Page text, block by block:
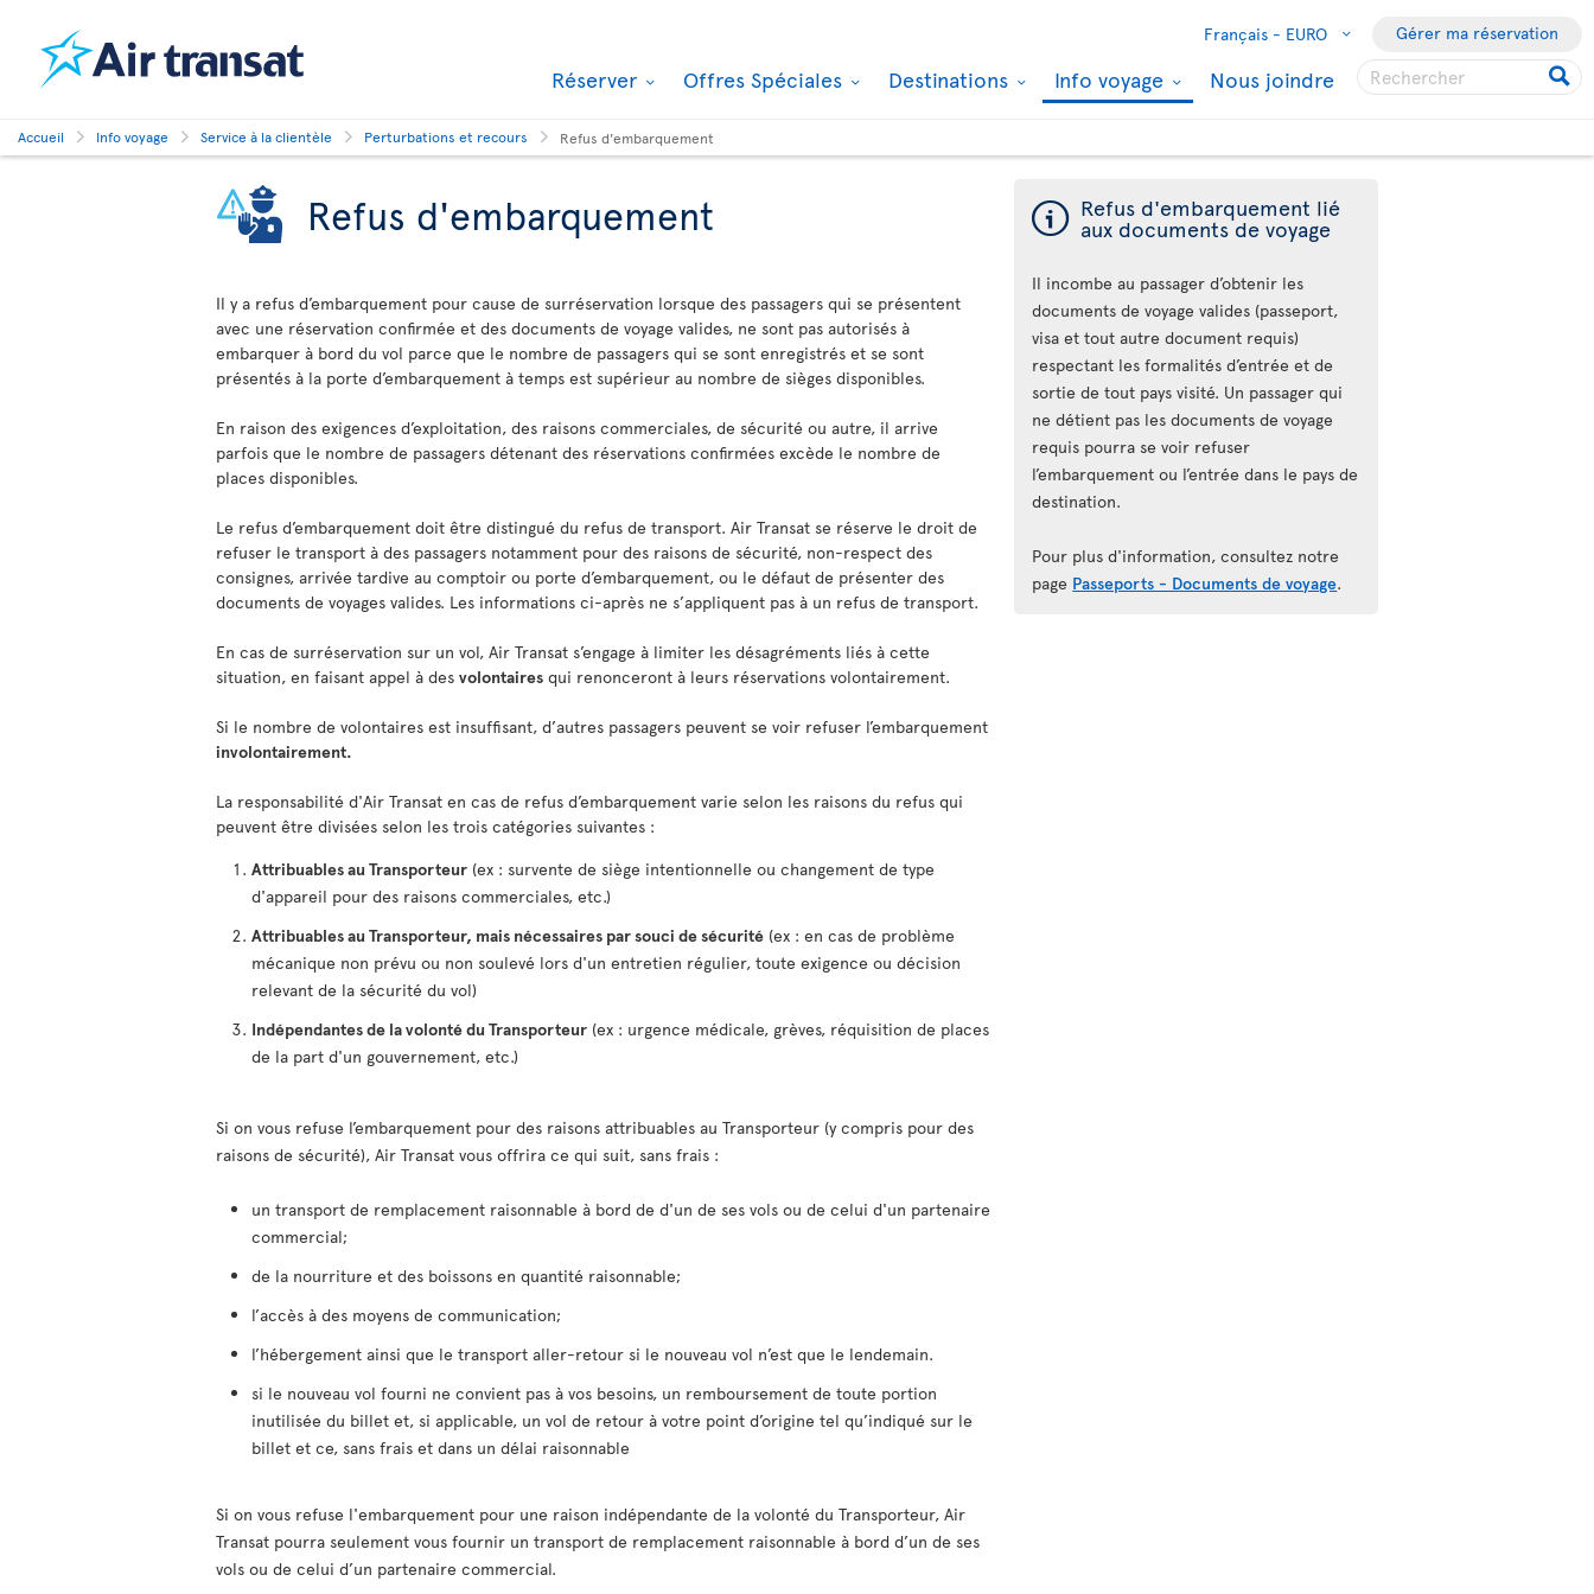
Français - EURO Gérer ma réservation
Réserver Offres Spéciales Destinations Info voyage Nous joindre
Accueil Info voyage Service à la clientèle Perturbations et recours Refus d'embarquement
Refus d'embarquement
Il y a refus d’embarquement pour cause de surréservation lorsque des passagers qui se présentent
avec une réservation confirmée et des documents de voyage valides, ne sont pas autorisés à
embarquer à bord du vol parce que le nombre de passagers qui se sont enregistrés et se sont
présentés à la porte d’embarquement à temps est supérieur au nombre de sièges disponibles.
En raison des exigences d’exploitation, des raisons commerciales, de sécurité ou autre, il arrive
parfois que le nombre de passagers détenant des réservations confirmées excède le nombre de
places disponibles.
Le refus d’embarquement doit être distingué du refus de transport. Air Transat se réserve le droit de
refuser le transport à des passagers notamment pour des raisons de sécurité, non-respect des
consignes, arrivée tardive au comptoir ou porte d’embarquement, ou le défaut de présenter des
documents de voyages valides. Les informations ci-après ne s’appliquent pas à un refus de transport.
En cas de surréservation sur un vol, Air Transat s’engage à limiter les désagréments liés à cette
situation, en faisant appel à des volontaires qui renonceront à leurs réservations volontairement.
Si le nombre de volontaires est insuffisant, d’autres passagers peuvent se voir refuser l’embarquement
involontairement.
La responsabilité d'Air Transat en cas de refus d’embarquement varie selon les raisons du refus qui
peuvent être divisées selon les trois catégories suivantes :
Attribuables au Transporteur (ex : survente de siège intentionnelle ou changement de type
d'appareil pour des raisons commerciales, etc.)
Attribuables au Transporteur, mais nécessaires par souci de sécurité (ex : en cas de problème
mécanique non prévu ou non soulevé lors d'un entretien régulier, toute exigence ou décision
relevant de la sécurité du vol)
Indépendantes de la volonté du Transporteur (ex : urgence médicale, grèves, réquisition de places
de la part d'un gouvernement, etc.)
Si on vous refuse l’embarquement pour des raisons attribuables au Transporteur (y compris pour des
raisons de sécurité), Air Transat vous offrira ce qui suit, sans frais :
un transport de remplacement raisonnable à bord de d'un de ses vols ou de celui d'un partenaire
commercial;
de la nourriture et des boissons en quantité raisonnable;
l’accès à des moyens de communication;
l’hébergement ainsi que le transport aller-retour si le nouveau vol n’est que le lendemain.
si le nouveau vol fourni ne convient pas à vos besoins, un remboursement de toute portion
inutilisée du billet et, si applicable, un vol de retour à votre point d’origine tel qu’indiqué sur le
billet et ce, sans frais et dans un délai raisonnable
Si on vous refuse l'embarquement pour une raison indépendante de la volonté du Transporteur, Air
Transat pourra seulement vous fournir un transport de remplacement raisonnable à bord d’un de ses
vols ou de celui d’un partenaire commercial.
ý Refus d'embarquement lié
aux documents de voyage
Il incombe au passager d’obtenir les
documents de voyage valides (passeport,
visa et tout autre document requis)
respectant les formalités d’entrée et de
sortie de tout pays visité. Un passager qui
ne détient pas les documents de voyage
requis pourra se voir refuser
l’embarquement ou l’entrée dans le pays de
destination.
Pour plus d'information, consultez notre
page Passeports - Documents de voyage.